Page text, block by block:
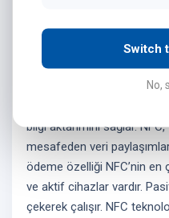
NFC Nasıl
NFC sisteminin
aşinadırlar. Bluetooth ve
bilgi aktarımını sağlar.
mesafeden veri
ödeme özelliği NFC’nin en
ve aktif cihazlar vardır.
çekerek çalışır. NFC
Switch
No,